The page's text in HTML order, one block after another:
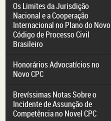
Os Limites da Jurisdição
Nacional e a Cooperação
Internacional no Plano do Novo
Código de Processo Civil
Brasileiro
Honorários Advocatícios no
Novo CPC
Brevíssimas Notas Sobre o
Incidente de Assunção de
Competência no Novel CPC